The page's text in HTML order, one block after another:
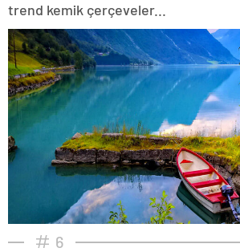
trend kemik çerçeveler...
6